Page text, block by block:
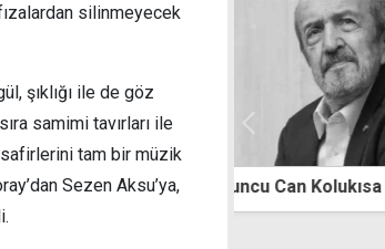
silinmeyecek
şıklığı ile de göz
samimi tavırları ile
tam bir müzik
Sezen Aksu’ya,
hayatını kaybetti
Şener Şen'in
ilk kez